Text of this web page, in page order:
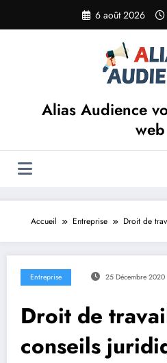
contenu
6 août 2026
Alias Audience
web
Accueil Entreprise Droit de
Entreprise 25 Décembre 2020
Droit de
conseils